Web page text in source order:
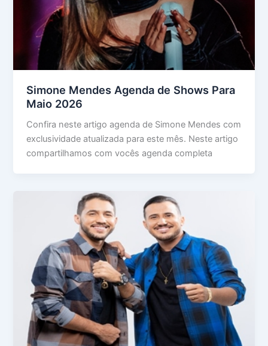
Simone Mendes Agenda de Shows Para
Maio 2026
Confira neste artigo agenda de Simone Mendes com
exclusividade atualizada para este mês. Neste artigo
compartilhamos com vocês agenda completa